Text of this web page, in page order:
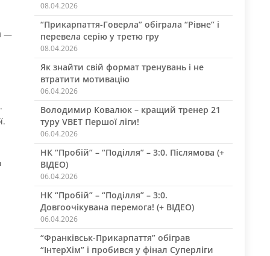
—
08.04.2026
“Прикарпаття-Говерла” обіграла “Рівне” і
перевела серію у третю гру
08.04.2026
Як знайти свій формат тренувань і не
втратити мотивацію
06.04.2026
Володимир Ковалюк – кращий тренер 21
туру VBET Першої ліги!
06.04.2026
НК “Пробій” – “Поділля” – 3:0. Післямова (+
ВІДЕО)
06.04.2026
НК “Пробій” – “Поділля” – 3:0.
Довгоочікувана перемога! (+ ВІДЕО)
06.04.2026
“Франківськ-Прикарпаття” обіграв
“ІнтерХім” і пробився у фінал Суперліги